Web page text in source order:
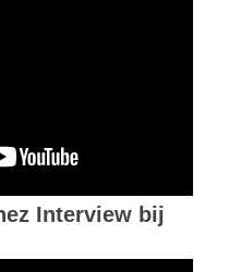
Interview bij